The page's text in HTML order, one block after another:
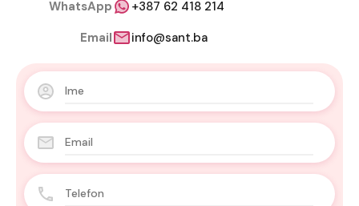
WhatsApp
+387 62 418 214
Email
info@sant.ba